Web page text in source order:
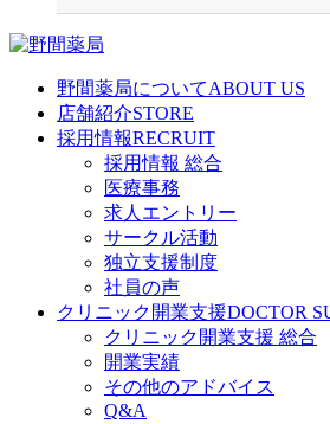
野間薬局についてABOUT US
店舗紹介STORE
採用情報RECRUIT
採用情報 総合
医療事務
求人エントリー
サークル活動
独立支援制度
社員の声
クリニック開業支援DOCTOR
クリニック開業支援 総合
開業実績
その他のアドバイス
Q&A